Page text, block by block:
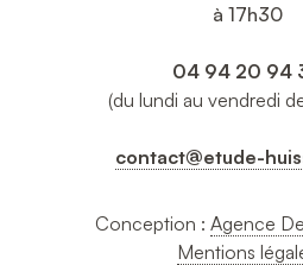
à 17h30
04 94 20 94
(du lundi au vendredi
contact@etude-
Conception : Agence
Mentions